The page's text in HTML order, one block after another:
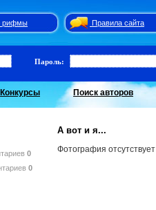
рифмы
Правила сайта
Пароль:
Конкурсы Поиск авторов
0
0
А вот и я...
Фотография отсутствует